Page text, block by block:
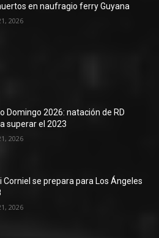
en naufragio ferry Guyana
2026
Domingo 2026: natación de RD
superar el 2023
2026
Corniel se prepara para Los Ángeles
2026